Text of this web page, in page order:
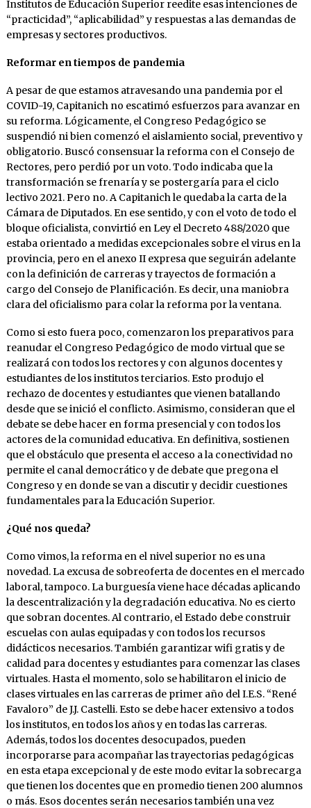
Institutos de Educación Superior reedite esas intenciones de
“practicidad”, “aplicabilidad” y respuestas a las demandas de
empresas y sectores productivos.
Reformar en tiempos de pandemia
A pesar de que estamos atravesando una pandemia por el
COVID-19, Capitanich no escatimó esfuerzos para avanzar en
su reforma. Lógicamente, el Congreso Pedagógico se
suspendió ni bien comenzó el aislamiento social, preventivo y
obligatorio. Buscó consensuar la reforma con el Consejo de
Rectores, pero perdió por un voto. Todo indicaba que la
transformación se frenaría y se postergaría para el ciclo
lectivo 2021. Pero no. A Capitanich le quedaba la carta de la
Cámara de Diputados. En ese sentido, y con el voto de todo el
bloque oficialista, convirtió en Ley el Decreto 488/2020 que
estaba orientado a medidas excepcionales sobre el virus en la
provincia, pero en el anexo II expresa que seguirán adelante
con la definición de carreras y trayectos de formación a
cargo del Consejo de Planificación. Es decir, una maniobra
clara del oficialismo para colar la reforma por la ventana.
Como si esto fuera poco, comenzaron los preparativos para
reanudar el Congreso Pedagógico de modo virtual que se
realizará con todos los rectores y con algunos docentes y
estudiantes de los institutos terciarios. Esto produjo el
rechazo de docentes y estudiantes que vienen batallando
desde que se inició el conflicto. Asimismo, consideran que el
debate se debe hacer en forma presencial y con todos los
actores de la comunidad educativa. En definitiva, sostienen
que el obstáculo que presenta el acceso a la conectividad no
permite el canal democrático y de debate que pregona el
Congreso y en donde se van a discutir y decidir cuestiones
fundamentales para la Educación Superior.
¿Qué nos queda?
Como vimos, la reforma en el nivel superior no es una
novedad. La excusa de sobreoferta de docentes en el mercado
laboral, tampoco. La burguesía viene hace décadas aplicando
la descentralización y la degradación educativa. No es cierto
que sobran docentes. Al contrario, el Estado debe construir
escuelas con aulas equipadas y con todos los recursos
didácticos necesarios. También garantizar wifi gratis y de
calidad para docentes y estudiantes para comenzar las clases
virtuales. Hasta el momento, solo se habilitaron el inicio de
clases virtuales en las carreras de primer año del I.E.S. “René
Favaloro” de J.J. Castelli. Esto se debe hacer extensivo a todos
los institutos, en todos los años y en todas las carreras.
Además, todos los docentes desocupados, pueden
incorporarse para acompañar las trayectorias pedagógicas
en esta etapa excepcional y de este modo evitar la sobrecarga
que tienen los docentes que en promedio tienen 200 alumnos
o más. Esos docentes serán necesarios también una vez